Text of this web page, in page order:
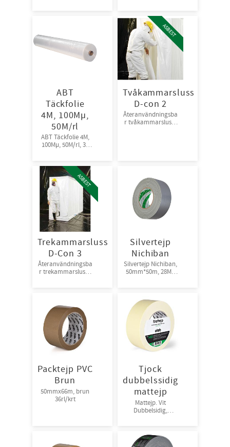
ABT
Täckfolie
4M, 100Mµ,
50M/rl
ABT Täckfolie 4M,
100Mµ, 50M/rl, 36
Tvåkammarsluss
D-con 2
Återanvändningsba
r tvåkammarsluss i
ASBEST
Trekammarsluss
D-Con 3
Återanvändningsba
r trekammarsluss i
ASBEST
Silvertejp
Nichiban
Silvertejp Nichiban,
50mm*50m, 28Mμ
Packtejp PVC
Brun
50mmx66m, brun
36rl/krt
Tjock
dubbelssidig
mattejp
Mattejp. Vit
Dubbelsidig,
30rl/krt